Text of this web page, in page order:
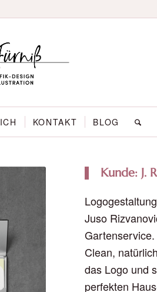
KONTAKT BLOG
Kunde: J.
Juso
Gartenservice.
Clean,
das Logo und
perfekten